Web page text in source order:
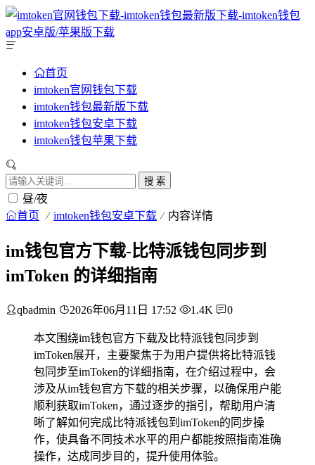
首页
imtoken官网钱包下载
imtoken钱包最新版下载
imtoken钱包安卓下载
imtoken钱包苹果下载
搜 索
昼/夜
首页 imtoken钱包安卓下载 内容详情
im钱包官方下载-比特派钱包同步到
imToken 的详细指南
qbadmin 2026年06月11日 17:52 1.4K 0
本文围绕im钱包官方下载及比特派钱包同步到
imToken展开，主要聚焦于为用户提供将比特派钱
包同步至imToken的详细指南，在介绍过程中，会
涉及从im钱包官方下载的相关步骤，以确保用户能
顺利获取imToken，通过逐步的指引，帮助用户清
晰了解如何完成比特派钱包到imToken的同步操
作，使具备不同技术水平的用户都能按照指南准确
操作，达成同步目的，提升使用体验。